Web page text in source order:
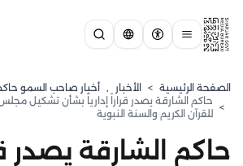
الصفحة الرئيسية > الأخبار , أخبار صاحب السمو
>
حاكم الشارقة يصدر قراراً إدارياً بشأن تشكيل
للقرآن الكريم والسنة النبوية
حاكم الشارقة يصدر